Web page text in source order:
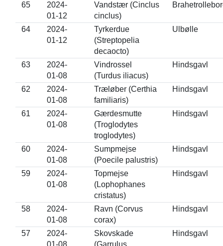
65
2024-
01-12
Vandstær (Cinclus
cinclus)
64
2024-
01-12
Tyrkerdue
(Streptopelia
decaocto)
Ulbølle
63
2024-
01-08
Vindrossel
(Turdus iliacus)
Hindsgavl
62
2024-
01-08
Træløber (Certhia
familiaris)
Hindsgavl
61
2024-
01-08
Gærdesmutte
(Troglodytes
troglodytes)
Hindsgavl
60
2024-
01-08
Sumpmejse
(Poecile palustris)
Hindsgavl
59
2024-
01-08
Topmejse
(Lophophanes
cristatus)
Hindsgavl
58
2024-
01-08
Ravn (Corvus
corax)
Hindsgavl
57
2024-
01-08
Skovskade
(Garrulus
Hindsgavl